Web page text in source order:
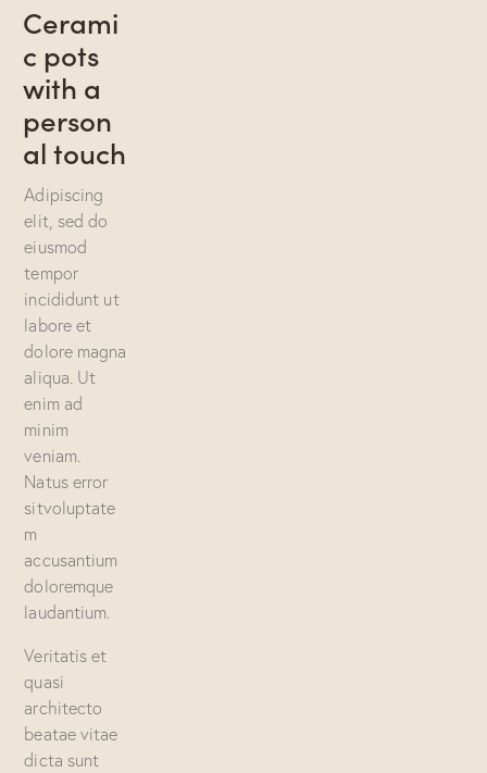
Cerami
c pots
with a
person
al touch
Adipiscing
elit, sed do
eiusmod
tempor
incididunt ut
labore et
dolore magna
aliqua. Ut
enim ad
minim
veniam.
Natus error
sitvoluptate
m
accusantium
doloremque
laudantium.
Veritatis et
quasi
architecto
beatae vitae
dicta sunt